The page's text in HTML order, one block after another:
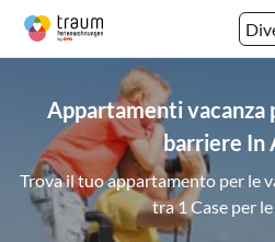
Appartamenti vacanza
barriere In
Trova il tuo appartamento per le
tra 1 Case per